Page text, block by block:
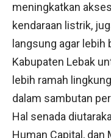
meningkatkan
kendaraan listrik,
langsung agar lebih
Kabupaten Lebak
lebih ramah
dalam sambutan
Hal senada
Human Capital, dan